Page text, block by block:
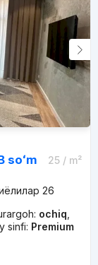
soʻm 25/ m²
26
ochiq
sinfi: Premium